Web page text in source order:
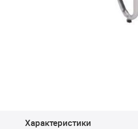
Характеристики